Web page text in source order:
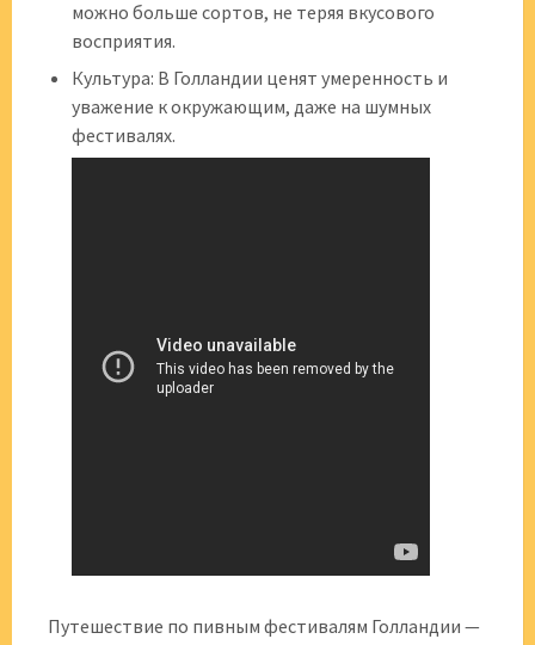
можно больше сортов, не теряя вкусового
восприятия.
Культура: В Голландии ценят умеренность и
уважение к окружающим, даже на шумных
фестивалях.
Путешествие по пивным фестивалям Голландии —